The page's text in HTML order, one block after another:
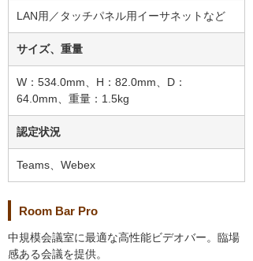
LAN用／タッチパネル用イーサネットなど
サイズ、重量
W：534.0mm、H：82.0mm、D：
64.0mm、重量：1.5kg
認定状況
Teams、Webex
Room Bar Pro
中規模会議室に最適な高性能ビデオバー。臨場
感ある会議を提供。